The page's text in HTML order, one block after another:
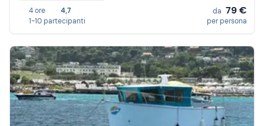
4 ore
4,7
1-10 partecipanti
da 79 €
per persona